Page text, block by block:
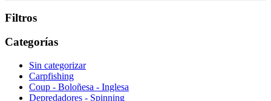
Filtros
Categorías
Sin categorizar
Carpfishing
Coup - Boloñesa - Inglesa
Depredadores - Spinning